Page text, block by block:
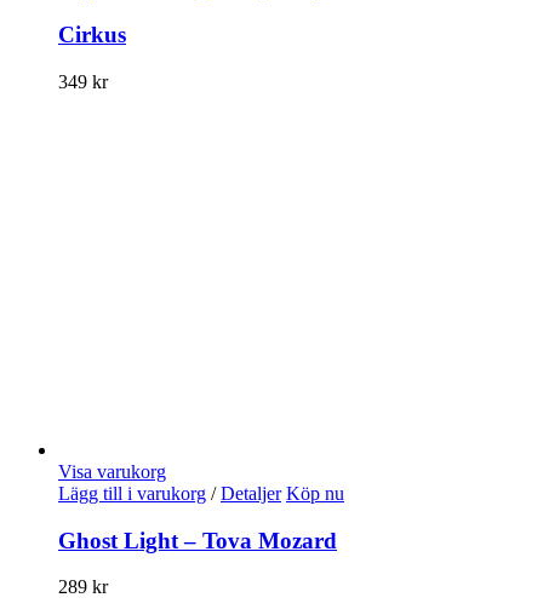
Cirkus
349 kr
Visa varukorg
Lägg till i varukorg / Detaljer Köp nu
Ghost Light – Tova Mozard
289 kr